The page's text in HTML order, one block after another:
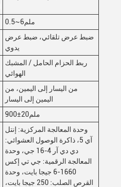
0.5~6ملم
ضبط عرض تلقائي، ضبط عرض
يدوي
ربط الحزام الحامل / المشبك
الهوائي
من اليسار إلى اليمين، من
اليمين إلى اليسار
900±20ملم
وحدة المعالجة المركزية: إنتل
آي 5، ذاكرة الوصول العشوائي:
دي دي آر 4-16 جي، وحدة
المعالجة الرقمية: جي تي إكس
1660-6 جيجا بايت، وحدة
القرص الصلب: 250 جيجا بايت،